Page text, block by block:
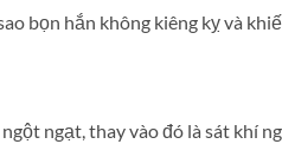
bọn hắn không kiêng kỵ và
ngạt, thay vào đó là sát khí